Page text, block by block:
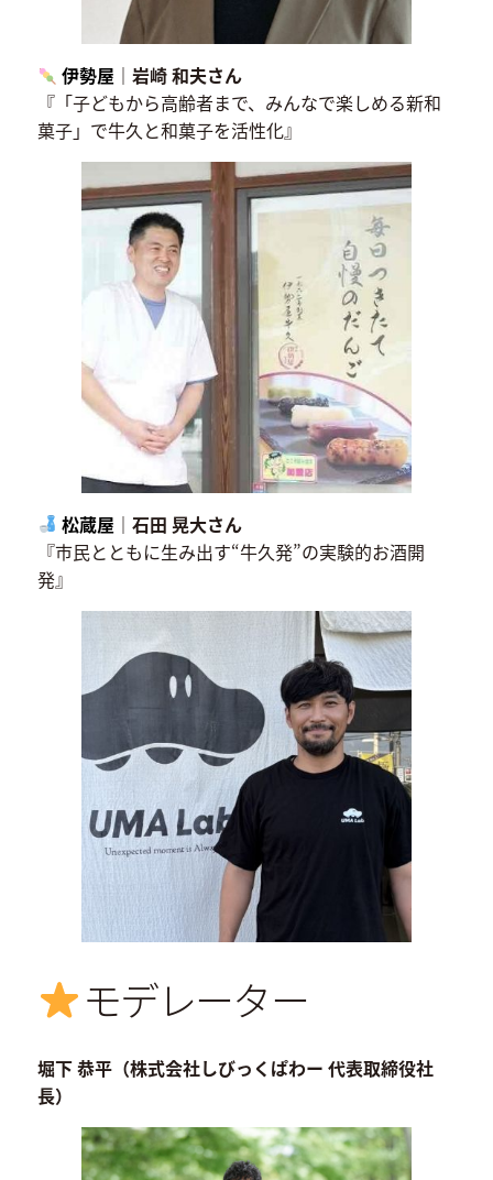
伊勢屋 ｜岩崎 和夫さん
『「子どもから高齢者まで、みんなで楽しめる新和
菓子」で牛久と和菓子を活性化』
松蔵屋 ｜石田 晃大さん
『市民とともに生み出す“牛久発”の実験的お酒開
発』
モデレーター
堀下 恭平（株式会社しびっくぱわー 代表取締役社
長）